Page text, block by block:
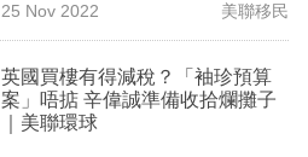
25 Nov 2022 美聯移民
英國買樓有得減稅？「袖珍預算
案」唔掂 辛偉誠準備收拾爛攤子
｜美聯環球